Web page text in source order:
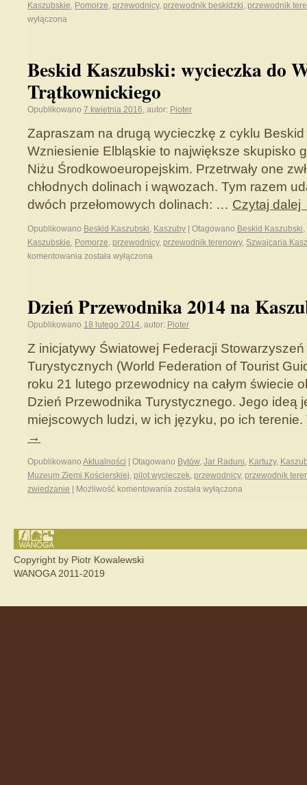
Kaszubskie, Pomorze, przewodnicy, przewodnik beskidzki, przewodnik
wyłączona
Beskid Kaszubski: wycieczka do
Trątkownickiego
Opublikowano 7 kwietnia 2016, autor: Pioter
Zapraszam na drugą wycieczkę z cyklu
Wzniesienie Elbląskie to największe skupisko
Niżu Środkowoeuropejskim. Przetrwały one
chłodnych dolinach i wąwozach. Tym razem
dwóch przełomowych dolinach: … Czytaj dalej
Opublikowano Beskid Kaszubski, Kaszuby Otagowano Beskid Kaszubski,
Kaszubskie, Pomorze, przewodnicy, przewodnik terenowy, Szwajcaria
komentowania została wyłączona
Dzień Przewodnika 2014 na
Opublikowano 18 lutego 2014, autor: Pioter
Z inicjatywy Światowej Federacji
Turystycznych (World Federation of Tourist
roku 21 lutego przewodnicy na całym świecie
Dzień Przewodnika Turystycznego. Jego ideą
miejscowych ludzi, w ich języku, po ich
→
Opublikowano Aktualności Otagowano Bytów, Jar Raduni, Kartuzy,
Muzeum Ziemi Kościerskiej, pilot wycieczek, przewodnicy, przewodnik
zwiedzanie
Możliwość komentowania została wyłączona
Copyright by Piotr Kowalewski
WANOGA 2011-2019